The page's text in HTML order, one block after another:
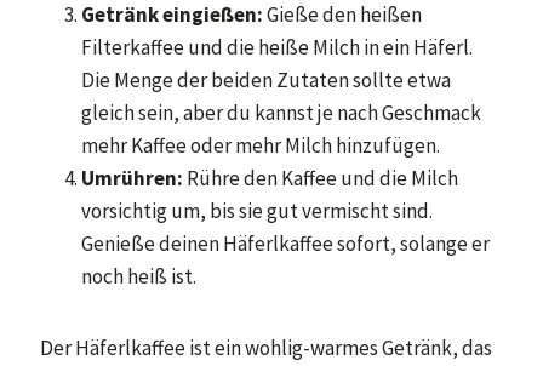
Getränk eingießen:Gieße den heißen
Filterkaffee und die heiße Milch in ein Häferl.
Die Menge der beiden Zutaten sollte etwa
gleich sein, aber du kannst je nach Geschmack
mehr Kaffee oder mehr Milch hinzufügen.
Umrühren: Rühre den Kaffee und die Milch
vorsichtig um, bis sie gut vermischt sind.
Genieße deinen Häferlkaffee sofort, solange er
noch heiß ist.
Der Häferlkaffee ist ein wohlig-warmes Getränk, das